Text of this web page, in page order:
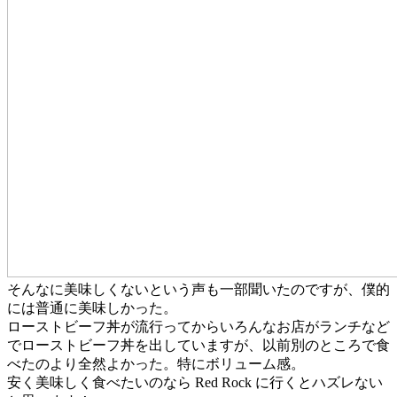
そんなに美味しくないという声も一部聞いたのですが、僕的
には普通に美味しかった。
ローストビーフ丼が流行ってからいろんなお店がランチなど
でローストビーフ丼を出していますが、以前別のところで食
べたのより全然よかった。特にボリューム感。
安く美味しく食べたいのなら Red Rock に行くとハズレない